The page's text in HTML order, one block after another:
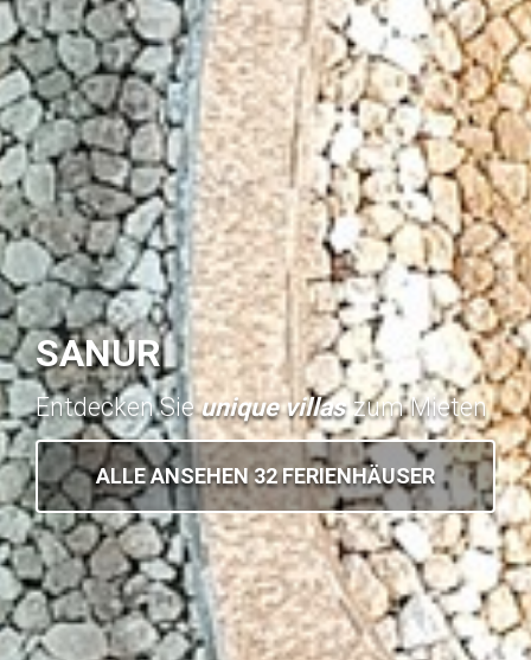
SANUR
Entdecken Sieunique villas zum Mieten
ALLE ANSEHEN 32 FERIENHÄUSER